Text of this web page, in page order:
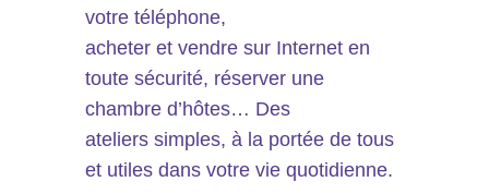
votre téléphone,
acheter et vendre sur Internet en
toute sécurité, réserver une
chambre d’hôtes… Des
ateliers simples, à la portée de tous
et utiles dans votre vie quotidienne.